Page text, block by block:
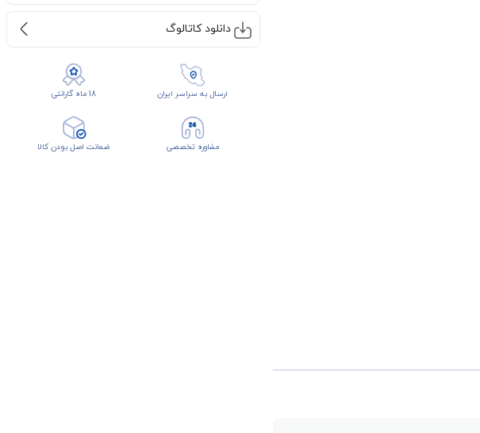
دانلود کاتالوگ
ارسال به سراسر ایران 18 ماه گارانتی
مشاوره تخصصی ضمانت اصل بودن کالا